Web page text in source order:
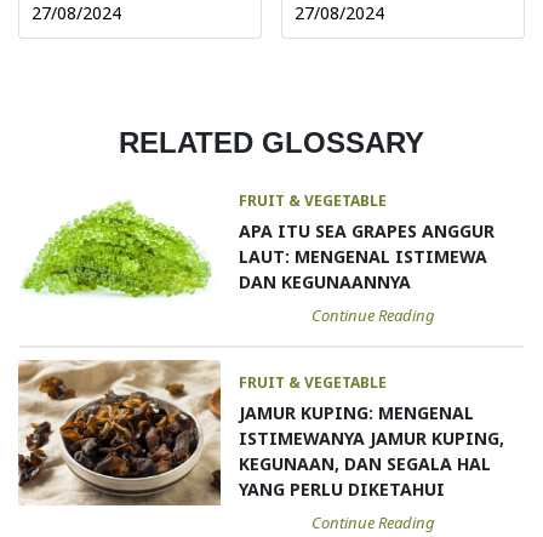
27/08/2024 27/08/2024
RELATED GLOSSARY
FRUIT & VEGETABLE
APA ITU SEA GRAPES ANGGUR
LAUT: MENGENAL ISTIMEWA
DAN KEGUNAANNYA
Continue Reading
FRUIT & VEGETABLE
JAMUR KUPING: MENGENAL
ISTIMEWANYA JAMUR KUPING,
KEGUNAAN, DAN SEGALA HAL
YANG PERLU DIKETAHUI
Continue Reading